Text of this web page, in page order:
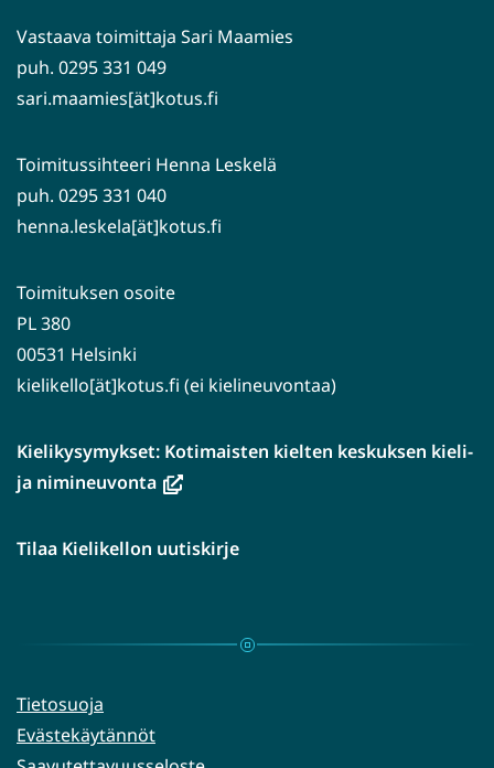
Vastaava toimittaja Sari Maamies
puh. 0295 331 049
sari.maamies[ät]kotus.fi
Toimitussihteeri Henna Leskelä
puh. 0295 331 040
henna.leskela[ät]kotus.fi
Toimituksen osoite
PL 380
00531 Helsinki
kielikello[ät]kotus.fi (ei kielineuvontaa)
Kielikysymykset: Kotimaisten kielten keskuksen kieli-
ja nimineuvonta(avautuu
ikkunaan,
palveluun)
Tilaa Kielikellon uutiskirje
Tietosuoja
Evästekäytännöt